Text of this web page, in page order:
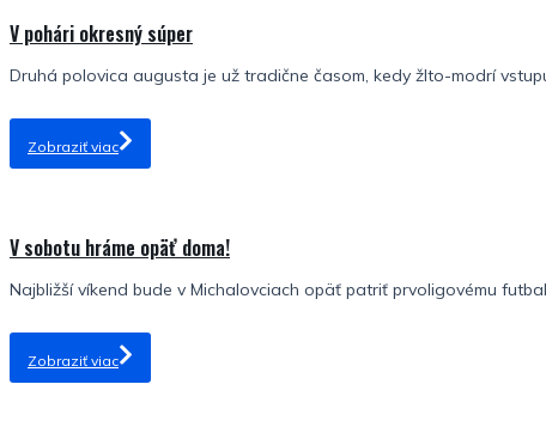
V pohári okresný súper
Druhá polovica augusta je už tradične časom, kedy žlto-modrí
Zobraziť viac
V sobotu hráme opäť doma!
Najbližší víkend bude v Michalovciach opäť patriť prvoligovému
Zobraziť viac